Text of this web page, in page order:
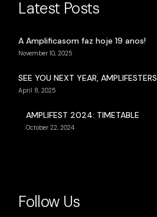
Latest Posts
A Amplificasom faz hoje 19 anos!
November 10, 2025
SEE YOU NEXT YEAR, AMPLIFESTERS
April 8, 2025
AMPLIFEST 2024: TIMETABLE
October 22, 2024
Follow Us